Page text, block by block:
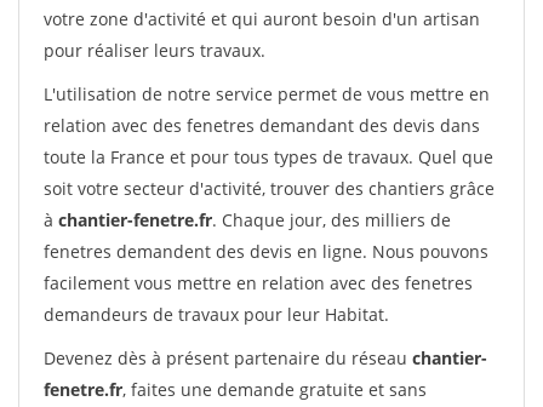
votre zone d'activité et qui auront besoin d'un artisan
pour réaliser leurs travaux.
L'utilisation de notre service permet de vous mettre en
relation avec des fenetres demandant des devis dans
toute la France et pour tous types de travaux. Quel que
soit votre secteur d'activité, trouver des chantiers grâce
à chantier-fenetre.fr. Chaque jour, des milliers de
fenetres demandent des devis en ligne. Nous pouvons
facilement vous mettre en relation avec des fenetres
demandeurs de travaux pour leur Habitat.
Devenez dès à présent partenaire du réseau chantier-
fenetre.fr, faites une demande gratuite et sans